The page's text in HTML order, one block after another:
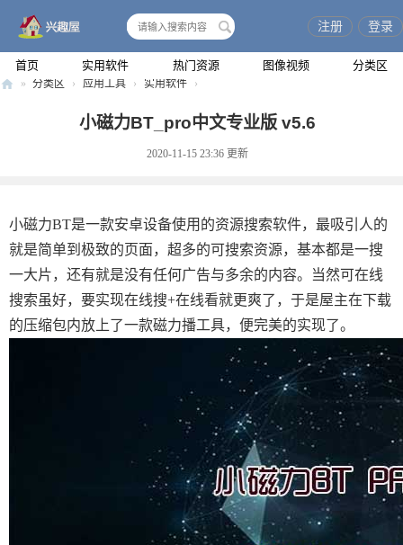
首页 实用软件 热门资源 图像视频 分类区
注册 登录
» 分类区 › 应用工具 › 实用软件 ›
小磁力BT_pro中文专业版 v5.6
2020-11-15 23:36 更新
小磁力BT是一款安卓设备使用的资源搜索软件，最吸引人的
就是简单到极致的页面，超多的可搜索资源，基本都是一搜
一大片，还有就是没有任何广告与多余的内容。当然可在线
搜索虽好，要实现在线搜+在线看就更爽了，于是屋主在下载
的压缩包内放上了一款磁力播工具，便完美的实现了。